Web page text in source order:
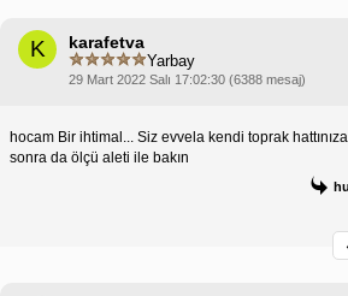
K karafetva
Yarbay
29 Mart 2022 Salı 17:02:30 (6388 mesaj)
hocam Bir ihtimal... Siz evvela kendi toprak
sonra da ölçü aleti ile bakın